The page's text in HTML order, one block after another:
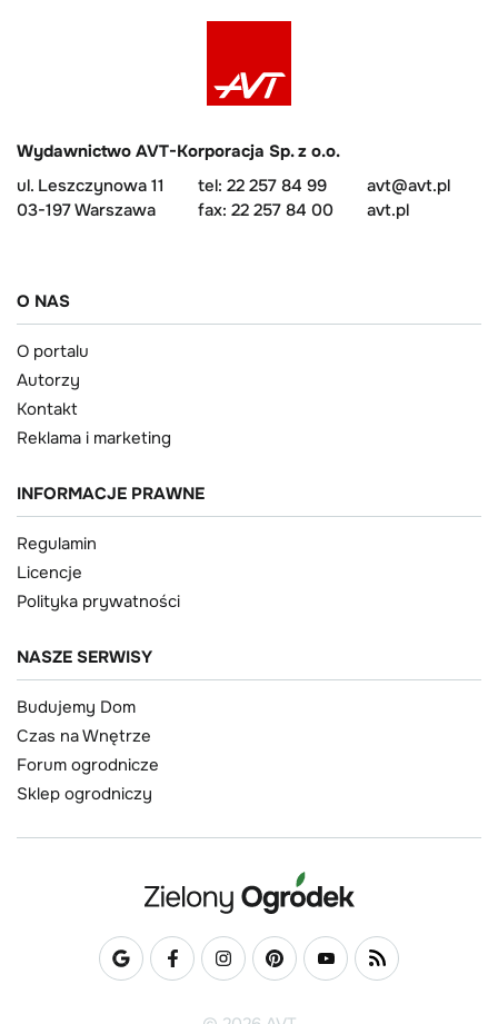
Wydawnictwo AVT-Korporacja Sp. z o.o.
ul. Leszczynowa 11
03-197 Warszawa
tel: 22 257 84 99
fax: 22 257 84 00
avt@avt.pl
avt.pl
O NAS
O portalu
Autorzy
Kontakt
Reklama i marketing
INFORMACJE PRAWNE
Regulamin
Licencje
Polityka prywatności
NASZE SERWISY
Budujemy Dom
Czas na Wnętrze
Forum ogrodnicze
Sklep ogrodniczy